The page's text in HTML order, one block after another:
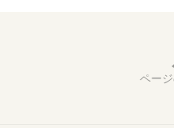
ペー